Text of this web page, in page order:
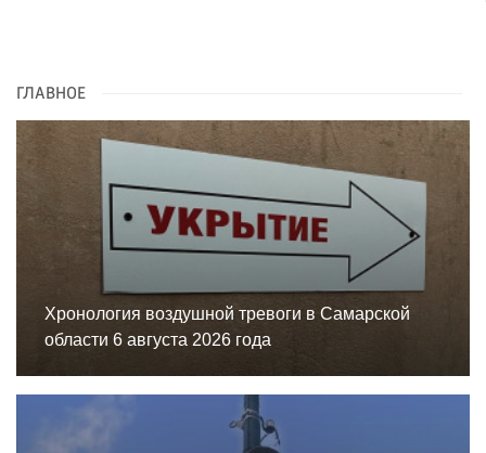
ГЛАВНОЕ
Хронология воздушной тревоги в Самарской
области 6 августа 2026 года